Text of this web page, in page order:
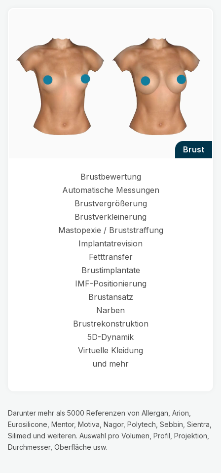
brust
Brustbewertung
Automatische Messungen
Brustvergrößerung
Brustverkleinerung
Mastopexie / Bruststraffung
Implantatrevision
Fetttransfer
Brustimplantate
IMF-Positionierung
Brustansatz
Narben
Brustrekonstruktion
5D-Dynamik
Virtuelle Kleidung
und mehr
Darunter mehr als 5000 Referenzen von Allergan, Arion,
Eurosilicone, Mentor, Motiva, Nagor, Polytech, Sebbin, Sientra,
Silimed und weiteren. Auswahl pro Volumen, Profil, Projektion,
Durchmesser, Oberfläche usw.